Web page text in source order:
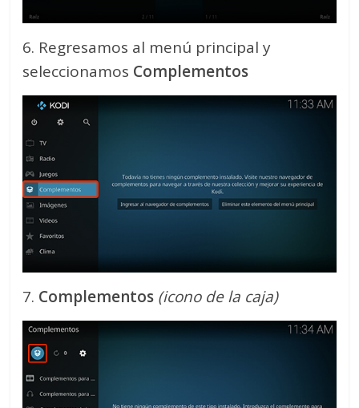
6. Regresamos al menú principal y
seleccionamos Complementos
7. Complementos (icono de la caja)